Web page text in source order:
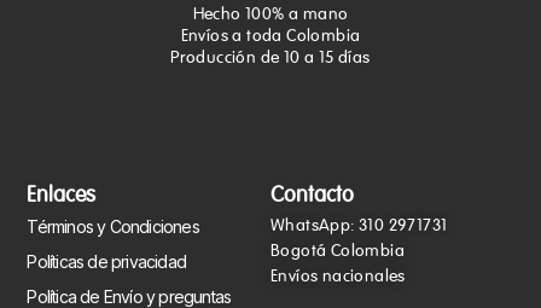
Hecho 100% a mano
Envíos a toda Colombia
Producción de 10 a 15 días
Enlaces
Términos y Condiciones
Políticas de privacidad
Política de Envío y preguntas
Contacto
WhatsApp: 310 2971731
Bogotá Colombia
Envíos nacionales